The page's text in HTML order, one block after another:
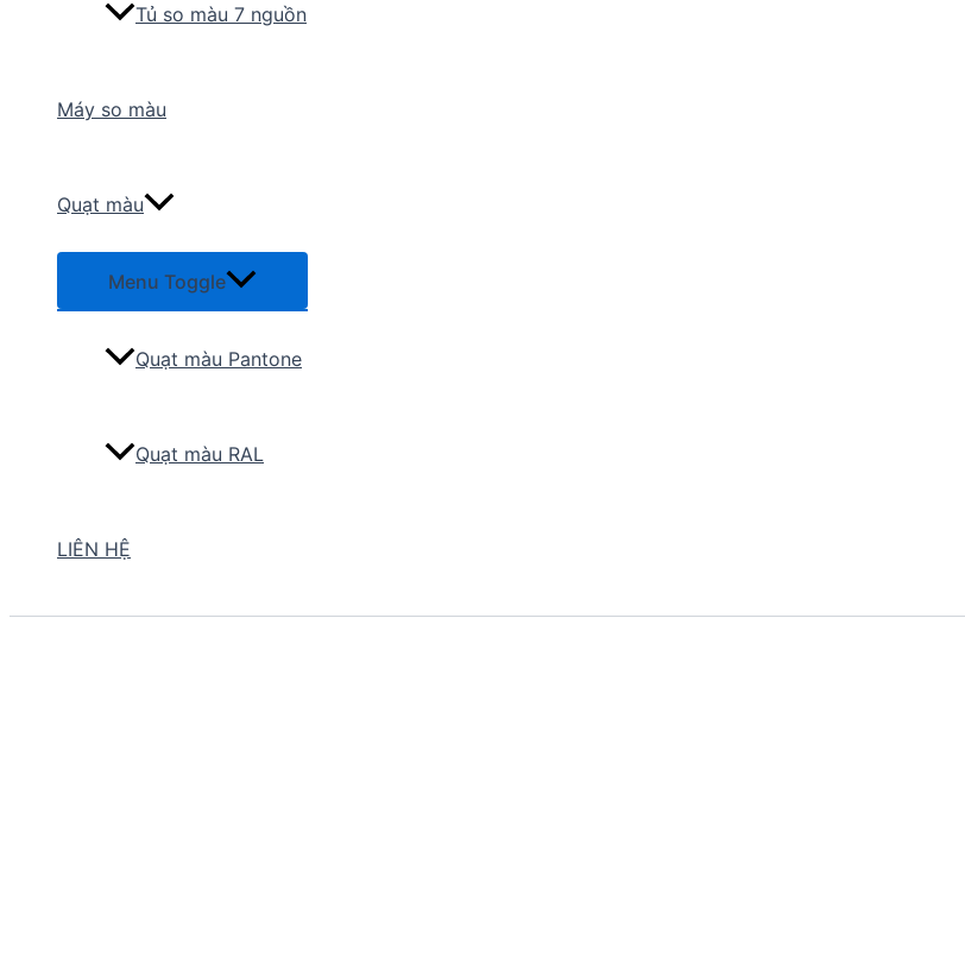
Tủ so màu 7 nguồn
Máy so màu
Quạt màu
Menu Toggle
Quạt màu Pantone
Quạt màu RAL
LIÊN HỆ